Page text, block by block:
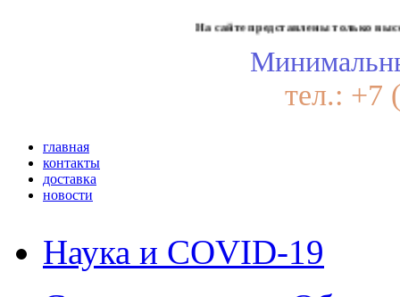
На сайте представлены только
тел.: +7
главная
контакты
доставка
новости
Наука и COVID-19